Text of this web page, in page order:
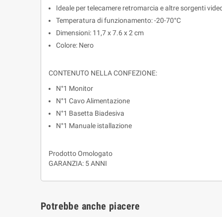
Ideale per telecamere retromarcia e altre sorgenti
Temperatura di funzionamento: -20-70°C
Dimensioni: 11,7 x 7.6 x 2 cm
Colore: Nero
CONTENUTO NELLA CONFEZIONE:
N°1 Monitor
N°1 Cavo Alimentazione
N°1 Basetta Biadesiva
N°1 Manuale
Prodotto Omologato
GARANZIA: 5 ANNI
Potrebbe anche piacere